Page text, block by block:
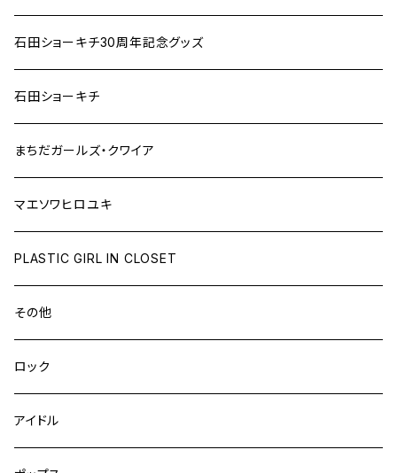
石田ショーキチ30周年記念グッズ
石田ショーキチ
まちだガールズ・クワイア
マエソワヒロユキ
PLASTIC GIRL IN CLOSET
その他
ロック
アイドル